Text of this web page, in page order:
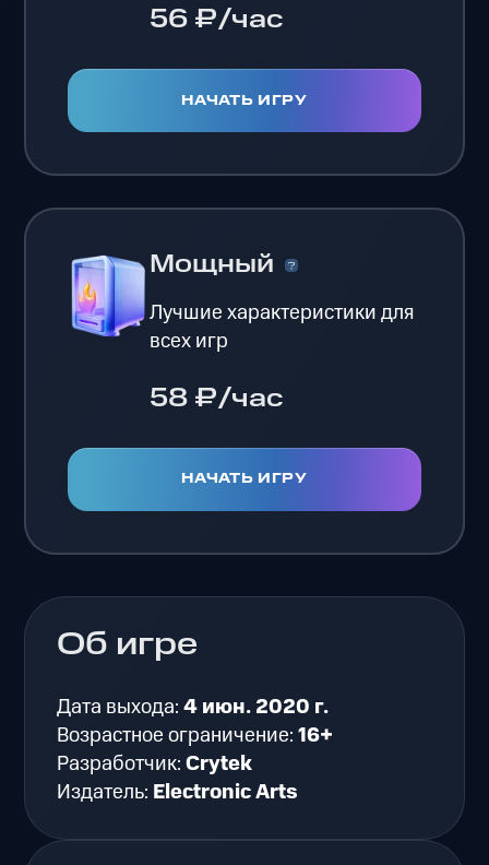
56 ₽/час
НАЧАТЬ ИГРУ
Мощный
Лучшие характеристики для
всех игр
58 ₽/час
НАЧАТЬ ИГРУ
Об игре
Дата выхода:4 июн. 2020 г.
Возрастное ограничение:16+
Разработчик:Crytek
Издатель: Electronic Arts